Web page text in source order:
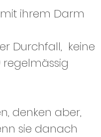
ihrem Darm
Durchfall,  keine
denken aber,
sie danach